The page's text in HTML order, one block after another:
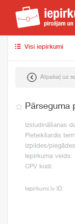
Visi iepirkumi
Atpakaļ uz
Pārseguma
Izsludināšanas
Pieteikšanās
Izpildes/
Iepirkuma veids:
CPV kodi:
Iepirkumi.lv ID: